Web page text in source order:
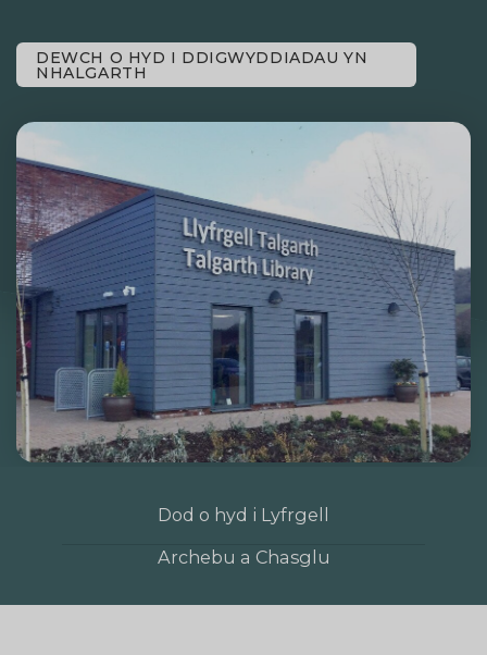
DEWCH O HYD I DDIGWYDDIADAU YN
NHALGARTH
Dod o hyd i Lyfrgell
Archebu a Chasglu